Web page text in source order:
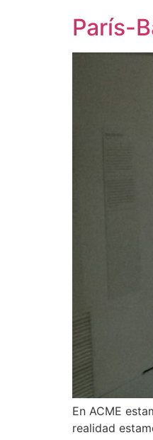
París-
En ACME
realidad